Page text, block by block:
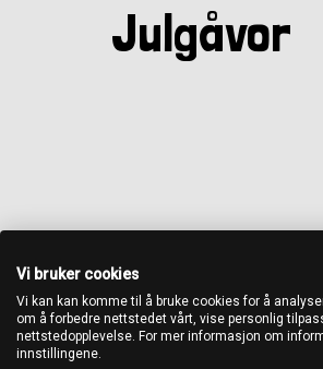
Julgåvor
Vi bruker cookies
Vi kan kan komme til å bruke cookies for å
om å forbedre nettstedet vårt, vise personlig
nettstedopplevelse. For mer informasjon om
innstillingene.